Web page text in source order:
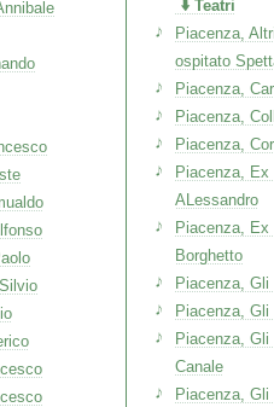
Teatri
Piacenza,
ospitato
Piacenza,
Piacenza,
Piacenza,
Piacenza,
ALessandro
Piacenza,
Borghetto
Piacenza, Gli
Piacenza, Gli
Piacenza,
Canale
Piacenza,